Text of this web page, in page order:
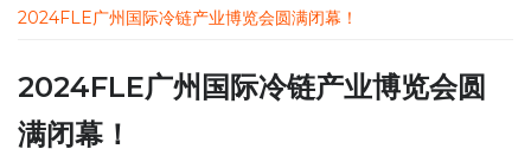
2024FLE广州国际冷链产业博览会圆满闭幕！
2024FLE广州国际冷链产业博览会圆
满闭幕！